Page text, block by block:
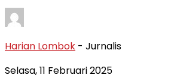
Harian Lombok - Jurnalis
Selasa, 11 Februari 2025